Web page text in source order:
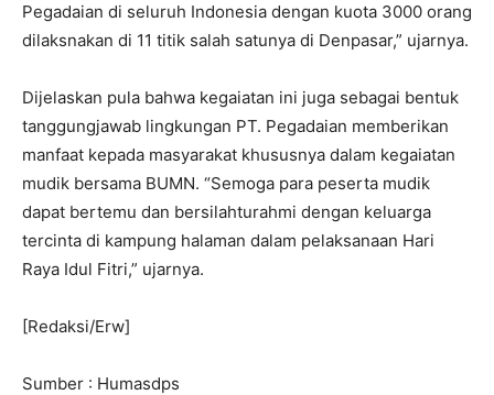
Pegadaian di seluruh Indonesia dengan kuota 3000 orang
dilaksnakan di 11 titik salah satunya di Denpasar,” ujarnya.
Dijelaskan pula bahwa kegaiatan ini juga sebagai bentuk
tanggungjawab lingkungan PT. Pegadaian memberikan
manfaat kepada masyarakat khususnya dalam kegaiatan
mudik bersama BUMN. “Semoga para peserta mudik
dapat bertemu dan bersilahturahmi dengan keluarga
tercinta di kampung halaman dalam pelaksanaan Hari
Raya Idul Fitri,” ujarnya.
[Redaksi/Erw]
Sumber : Humasdps